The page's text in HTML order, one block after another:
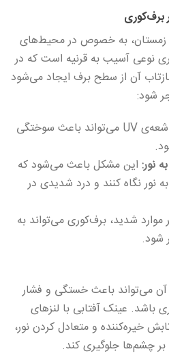
زمستان، به خصوص در محیط‌های
نوعی آسیب به قرنیه است که در
آن از سطح برف ایجاد می‌شود
شود:
اشعه‌ی UV می‌تواند باعث سوختگی
نور:این مشکل باعث می‌شود که
نور نگاه کنند و درد شدیدی در
موارد شدید، برف‌کوری می‌تواند به
شود.
می‌تواند باعث خستگی و فشار
باشد. عینک آفتابی با لنزهای
خیره‌کننده و متعادل کردن نور،
چشم‌ها جلوگیری کند.